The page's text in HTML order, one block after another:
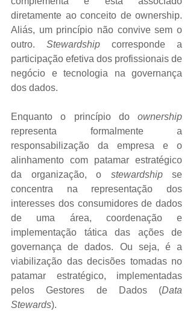
diretamente ao conceito de ownership.
Aliás, um princípio não convive sem o
outro. Stewardship corresponde a
participação efetiva dos profissionais de
negócio e tecnologia na governança
dos dados.
Enquanto o princípio do ownership
representa formalmente a
responsabilização da empresa e o
alinhamento com patamar estratégico
da organização, o stewardship se
concentra na representação dos
interesses dos consumidores de dados
de uma área, coordenação e
implementação tática das ações de
governança de dados. Ou seja, é a
viabilização das decisões tomadas no
patamar estratégico, implementadas
pelos Gestores de Dados (Data
Stewards).